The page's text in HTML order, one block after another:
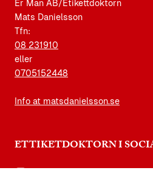
Er Man AB/Etikettdoktorn
Mats Danielsson
Tfn:
08 231910
eller
0705152448
Info at matsdanielsson.se
ETTIKETDOKTORN I